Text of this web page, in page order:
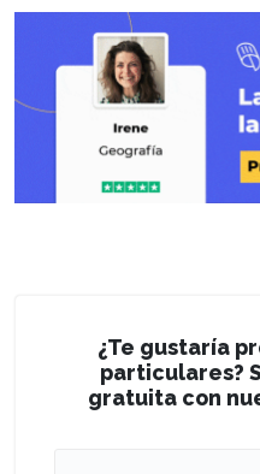
¿Te gustaría
particulares?
gratuita con